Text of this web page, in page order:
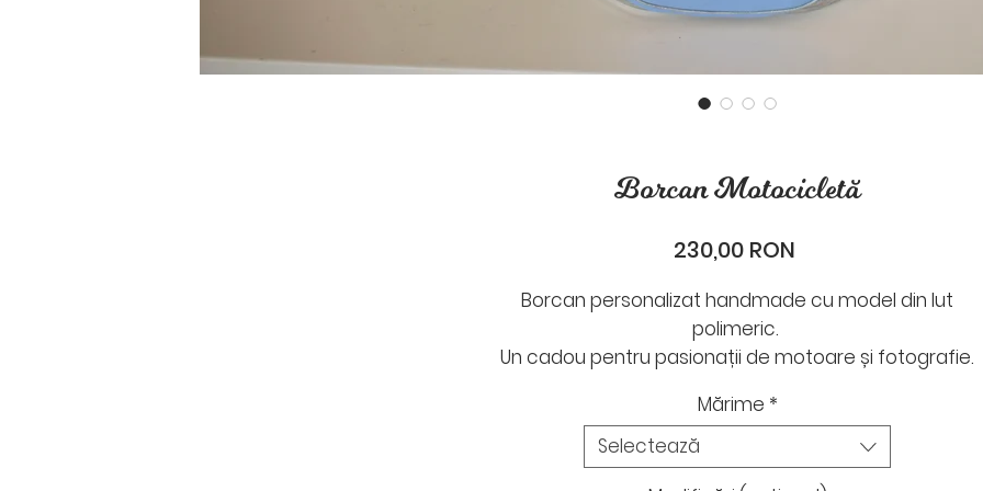
Borcan Motocicletă
230,00 RON
Borcan personalizat handmade cu model din lut
polimeric.
Un cadou pentru pasionații de motoare și fotografie.
fotografie cu alte hobby-uri sau să rămână doar
motocicleta pe capac, scrie-ne un mesaj pe
Instagram sau What`s App.
Mărime *
Selectează